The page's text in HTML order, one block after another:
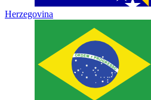
Herzegovina